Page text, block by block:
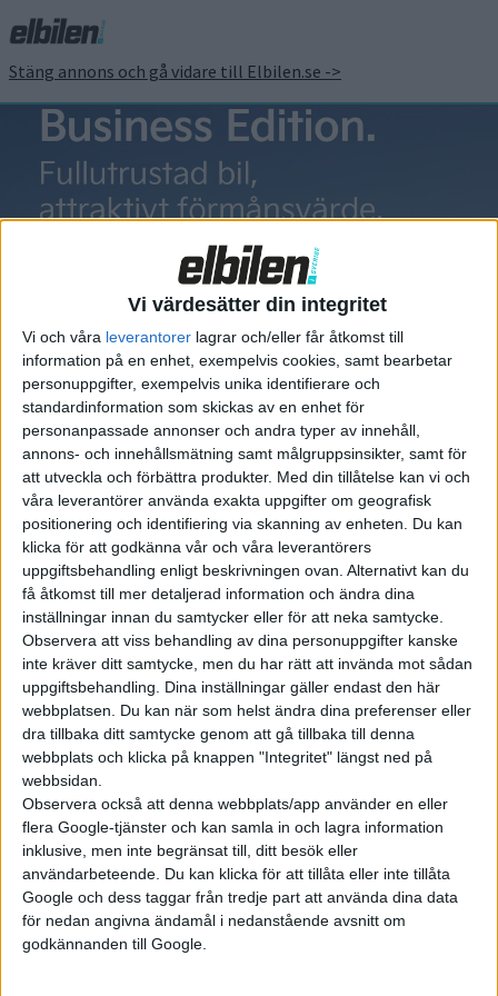
Vi värdesätter din integritet
Vi och våra leverantorer lagrar och/eller får åtkomst till
information på en enhet, exempelvis cookies, samt bearbetar
personuppgifter, exempelvis unika identifierare och
standardinformation som skickas av en enhet för
personanpassade annonser och andra typer av innehåll,
annons- och innehållsmätning samt målgruppsinsikter, samt för
att utveckla och förbättra produkter. Med din tillåtelse kan vi och
våra leverantörer använda exakta uppgifter om geografisk
positionering och identifiering via skanning av enheten. Du kan
klicka för att godkänna vår och våra leverantörers
uppgiftsbehandling enligt beskrivningen ovan. Alternativt kan du
få åtkomst till mer detaljerad information och ändra dina
inställningar innan du samtycker eller för att neka samtycke.
Observera att viss behandling av dina personuppgifter kanske
inte kräver ditt samtycke, men du har rätt att invända mot sådan
uppgiftsbehandling. Dina inställningar gäller endast den här
webbplatsen. Du kan när som helst ändra dina preferenser eller
dra tillbaka ditt samtycke genom att gå tillbaka till denna
webbplats och klicka på knappen "Integritet" längst ned på
webbsidan.
Observera också att denna webbplats/app använder en eller
flera Google-tjänster och kan samla in och lagra information
inklusive, men inte begränsat till, ditt besök eller
användarbeteende. Du kan klicka för att tillåta eller inte tillåta
Google och dess taggar från tredje part att använda dina data
för nedan angivna ändamål i nedanstående avsnitt om
godkännanden till Google.
Stäng annons och gå vidare till Elbilen.se ->
Audi Concept
C
Mest lästa
5 aug 2026
Uppgift: då kommer Volvos nya eldrivna volymmodell EX50
5 aug 2026
Så räddar solceller tillverkningen av BMW iX3
Krönika: Laddningen blir dyrare i höst – grön energi enda
räddningen
5 aug 2026
LFP-batteri och kiselkarbid – A2 e-tron är Audis mest effektiva elbil
Elbilens nyhetsbrev
Håll dig uppdaterad om de senaste nyheterna!
Prenumerera